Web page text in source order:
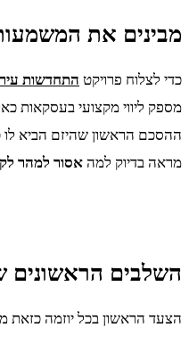
מבינים את
כדי לצלוח פרויקט התחדשות
מספק ליווי מקצועי בעסקאות
ההסכם הראשון שהיזם הביא
מראה בדיוק למה אסור למהר
השלבים הראשונים
הצעד הראשון בכל יוזמה כזאת